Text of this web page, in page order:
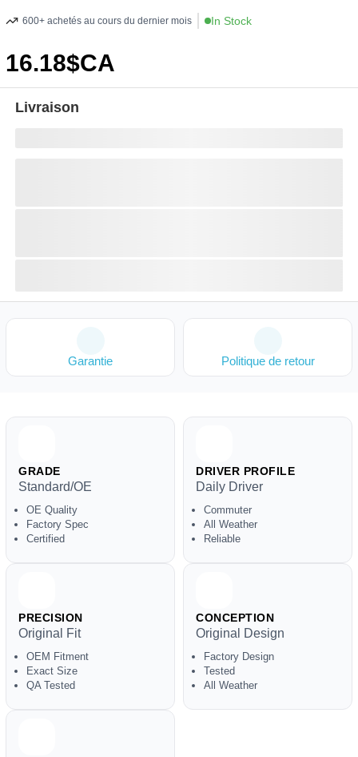
600+ achetés au cours du dernier mois In Stock
16.18$CA
Livraison
Garantie Politique de retour
GRADE
Standard/OE
OE Quality
Factory Spec
Certified
DRIVER PROFILE
Daily Driver
Commuter
All Weather
Reliable
PRECISION
Original Fit
OEM Fitment
Exact Size
QA Tested
CONCEPTION
Original Design
Factory Design
Tested
All Weather